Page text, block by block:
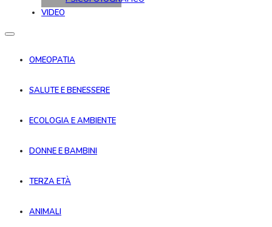
VIDEO
OMEOPATIA
SALUTE E BENESSERE
ECOLOGIA E AMBIENTE
DONNE E BAMBINI
TERZA ETÀ
ANIMALI